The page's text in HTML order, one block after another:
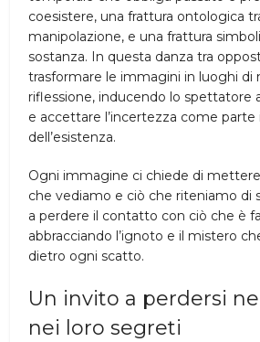
coesistere, una frattura ontologica
manipolazione, e una frattura
sostanza. In questa danza tra
trasformare le immagini in luoghi di
riflessione, inducendo lo spettatore
e accettare l’incertezza come
dell’esistenza.
Ogni immagine ci chiede di
che vediamo e ciò che riteniamo di
a perdere il contatto con ciò che è
abbracciando l’ignoto e il mistero
dietro ogni scatto.
Un invito a perdersi
nei loro segreti